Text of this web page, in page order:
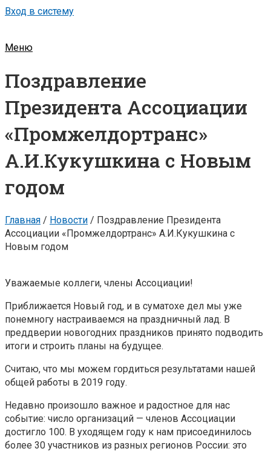
Вход в систему
Меню
Поздравление
Президента Ассоциации
«Промжелдортранс»
А.И.Кукушкина с Новым
годом
Главная / Новости / Поздравление Президента
Ассоциации «Промжелдортранс» А.И.Кукушкина с
Новым годом
Уважаемые коллеги, члены Ассоциации!
Приближается Новый год, и в суматохе дел мы уже
понемногу настраиваемся на праздничный лад. В
преддверии новогодних праздников принято подводить
итоги и строить планы на будущее.
Считаю, что мы можем гордиться результатами нашей
общей работы в 2019 году.
Недавно произошло важное и радостное для нас
событие: число организаций — членов Ассоциации
достигло 100. В уходящем году к нам присоединилось
более 30 участников из разных регионов России: это